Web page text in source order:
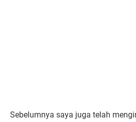
Sebelumnya saya juga telah